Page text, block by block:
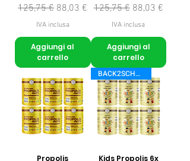
Prezzo regolare
125,75 € Prezzo scontato
88,03 €
IVA inclusa
Aggiungi al
carrello
Prezzo regolare
125,75 € Prezzo scontato
88,03 €
IVA inclusa
Aggiungi al
carrello
Propolis
BACK2SCHOOL
Kids Propolis 6x